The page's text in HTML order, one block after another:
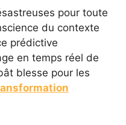
pour toute
du contexte
prédictive
en temps réel de
blesse pour les